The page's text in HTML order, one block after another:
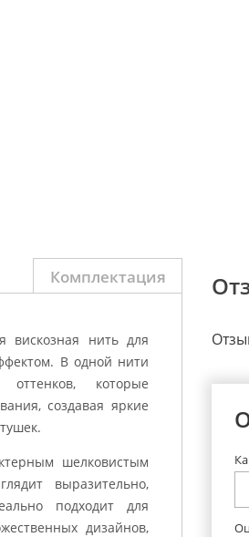
Комплектация
вискозная нить для
В одной нити
оттенков, которые
создавая яркие
шелковистым
выразительно,
подходит для
дизайнов,